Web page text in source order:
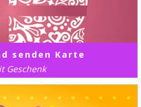
senden Karte
Geschenk